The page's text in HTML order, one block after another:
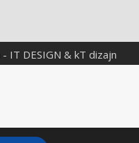
- IT DESIGN & kT dizajn